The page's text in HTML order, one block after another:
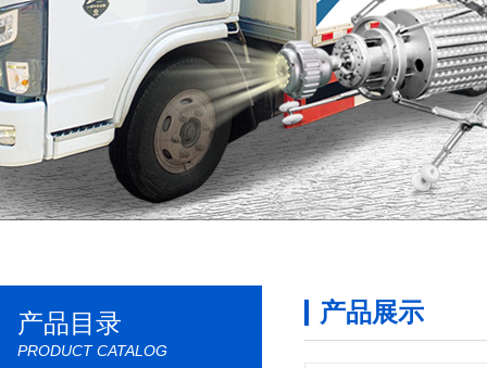
产品目录
PRODUCT CATALOG
产品展示